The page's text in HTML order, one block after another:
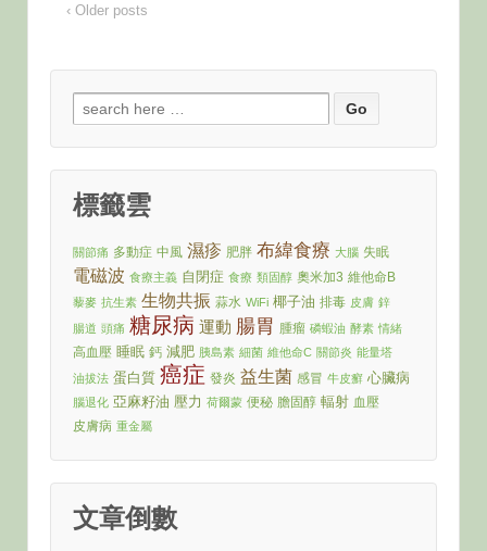
‹ Older posts
Search
for:
標籤雲
關節痛 多動症 中風 濕疹 肥胖 布緯食療 大腦 失眠
電磁波 食療主義 自閉症 食療 類固醇 奧米加3 維他命B
藜麥 抗生素 生物共振 蒜水 WiFi 椰子油 排毒 皮膚 鋅
腸道 頭痛 糖尿病 運動 腸胃 腫瘤 磷蝦油 酵素 情緒
高血壓 睡眠 鈣 減肥 胰島素 細菌 維他命C 關節炎 能量塔
油拔法 蛋白質 癌症 發炎 益生菌 感冒 牛皮癬 心臟病
腦退化 亞麻籽油 壓力 荷爾蒙 便秘 膽固醇 輻射 血壓
皮膚病 重金屬
文章倒數